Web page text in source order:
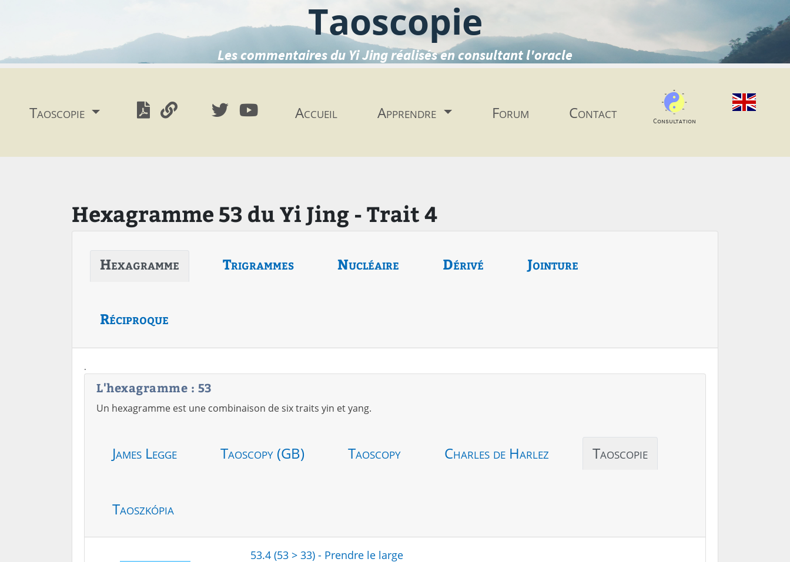
Taoscopie
Les commentaires du Yi Jing réalisés en consultant l'oracle
Taoscopie Accueil Apprendre Forum Contact Consultation
Hexagramme 53 du Yi Jing - Trait 4
Hexagramme Trigrammes Nucléaire Dérivé Jointure
Réciproque
.
L'hexagramme : 53
Un hexagramme est une combinaison de six traits yin et yang.
James Legge Taoscopy (GB) Taoscopy Charles de Harlez Taoscopie
Taoszkópia
53.4 (53 > 33) - Prendre le large